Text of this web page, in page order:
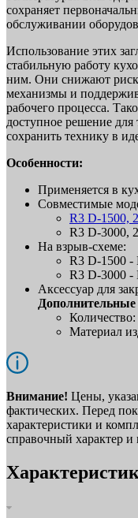
сохраняет
обслуживании
Использование этих
стабильную работу
ним. Они снижают
механизмы и
рабочего процесса.
доступное решение для
сохранить технику в
Особенности:
Применяется в
Совместимые
R3 D-1500,
R3 D-3000,
На взрыв-схеме:
R3 D-1500
R3 D-3000
Аксессуар для
Дополнительные
Материал
Внимание! Цены,
фактических. Перед
характеристики и
справочный характер и